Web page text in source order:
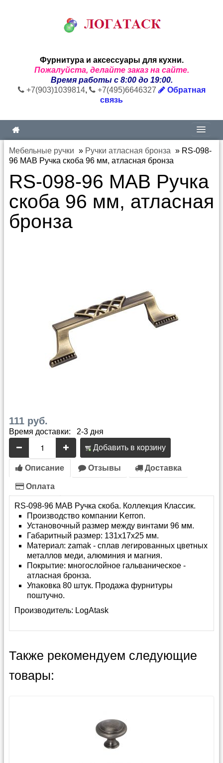
Фурнитура и аксессуары для кухни.
Пожалуйста, делайте заказ на сайте.
Время работы с 8:00 до 19:00.
+7(903)1039814, +7(495)6646327
Обратная
связь
Мебельные ручки » Ручки атласная бронза » RS-098-
96 MAB Ручка скоба 96 мм, атласная бронза
RS-098-96 MAB Ручка
скоба 96 мм, атласная
бронза
111 руб.
Время доставки: 2-3 дня
Добавить в корзину
Описание Отзывы Доставка
Оплата
RS-098-96 MAB Ручка скоба. Коллекция Классик.
Производство компании Kerron.
Установочный размер между винтами 96 мм.
Габаритный размер: 131x17x25 мм.
Материал: zamak - сплав легированных цветных
металлов меди, алюминия и магния.
Покрытие: многослойное гальваническое -
атласная бронза.
Упаковка 80 штук. Продажа фурнитуры
поштучно.
Производитель: LogAtask
Также рекомендуем следующие
товары: